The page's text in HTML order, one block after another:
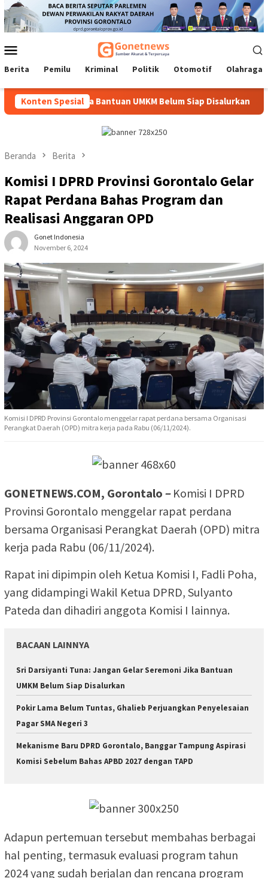
Loncat
ke
konten
Mobile
Berita Pemilu Kriminal Politik Otomotif Olahraga
Konten Spesial
Jika Bantuan UMKM Belum Siap Disalurkan Tak
Beranda Berita
Komisi I DPRD Provinsi Gorontalo Gelar
Rapat Perdana Bahas Program dan
Realisasi Anggaran OPD
Gonet Indonesia
November 6, 2024
Komisi I DPRD Provinsi Gorontalo menggelar rapat perdana bersama Organisasi
Perangkat Daerah (OPD) mitra kerja pada Rabu (06/11/2024).
GONETNEWS.COM, Gorontalo – Komisi I DPRD
Provinsi Gorontalo menggelar rapat perdana
bersama Organisasi Perangkat Daerah (OPD) mitra
kerja pada Rabu (06/11/2024).
Rapat ini dipimpin oleh Ketua Komisi I, Fadli Poha,
yang didampingi Wakil Ketua DPRD, Sulyanto
Pateda dan dihadiri anggota Komisi I lainnya.
BACAAN LAINNYA
Sri Darsiyanti Tuna: Jangan Gelar Seremoni Jika Bantuan
UMKM Belum Siap Disalurkan
Pokir Lama Belum Tuntas, Ghalieb Perjuangkan Penyelesaian
Pagar SMA Negeri 3
Mekanisme Baru DPRD Gorontalo, Banggar Tampung Aspirasi
Komisi Sebelum Bahas APBD 2027 dengan TAPD
Adapun pertemuan tersebut membahas berbagai
hal penting, termasuk evaluasi program tahun
2024 yang sudah berjalan dan rencana program